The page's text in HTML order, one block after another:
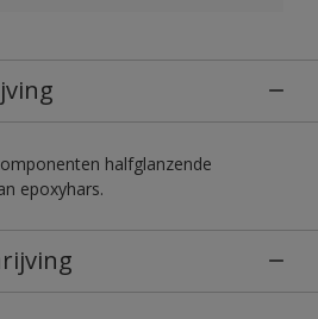
halfglanzende
epoxyhars.